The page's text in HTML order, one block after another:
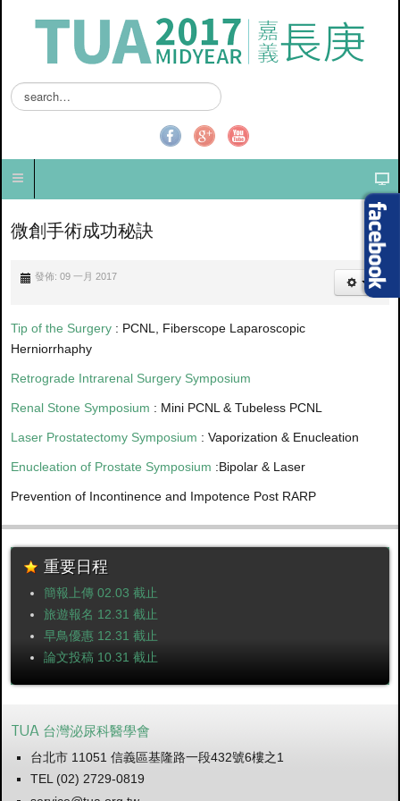
搜
尋
.
微創手術成功秘訣
發佈: 09 一月 2017
Tip of the Surgery : PCNL, Fiberscope Laparoscopic
Herniorrhaphy
Retrograde Intrarenal Surgery Symposium
Renal Stone Symposium : Mini PCNL & Tubeless PCNL
Laser Prostatectomy Symposium : Vaporization & Enucleation
Enucleation of Prostate Symposium :Bipolar & Laser
Prevention of Incontinence and Impotence Post RARP
重要日程
簡報上傳 02.03 截止
旅遊報名 12.31 截止
早鳥優惠 12.31 截止
論文投稿 10.31 截止
TUA 台灣泌尿科醫學會
台北市 11051 信義區基隆路一段432號6樓之1
TEL (02) 2729-0819